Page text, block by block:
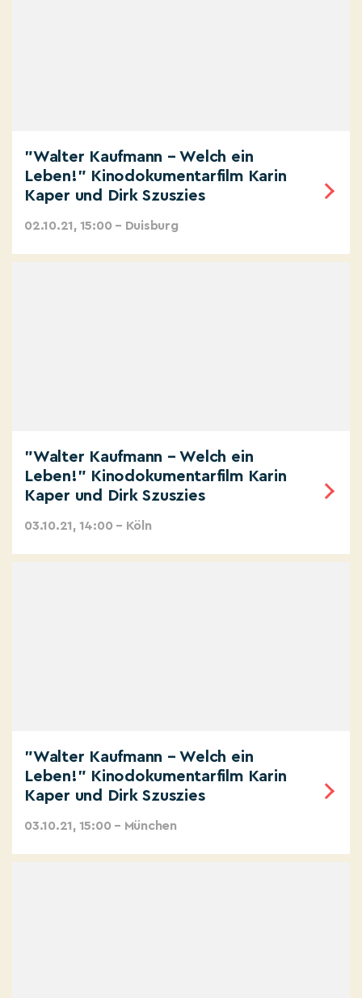
"Walter Kaufmann – Welch ein
Leben!" Kinodokumentarfilm Karin
Kaper und Dirk Szuszies
02.10.21, 15:00 – Duisburg
"Walter Kaufmann – Welch ein
Leben!" Kinodokumentarfilm Karin
Kaper und Dirk Szuszies
03.10.21, 14:00 – Köln
"Walter Kaufmann – Welch ein
Leben!" Kinodokumentarfilm Karin
Kaper und Dirk Szuszies
03.10.21, 15:00 – München